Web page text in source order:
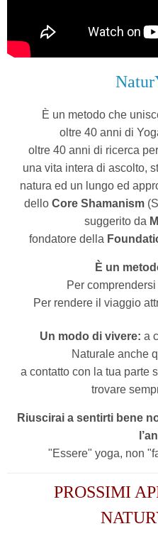
È un metodo che
oltre 40 anni di
oltre 40 anni di ricerca
una vita intera di ascolto,
natura ed un lungo ed
dello Core Shamanism
suggerito da
fondatore della
È un
Per
Per rendere il viaggio
Un modo di vivere: a
Naturale anche
a contatto con la tua parte
trovare
Riuscirai a sentirti bene
"Essere" yoga, non
PROSSIMI